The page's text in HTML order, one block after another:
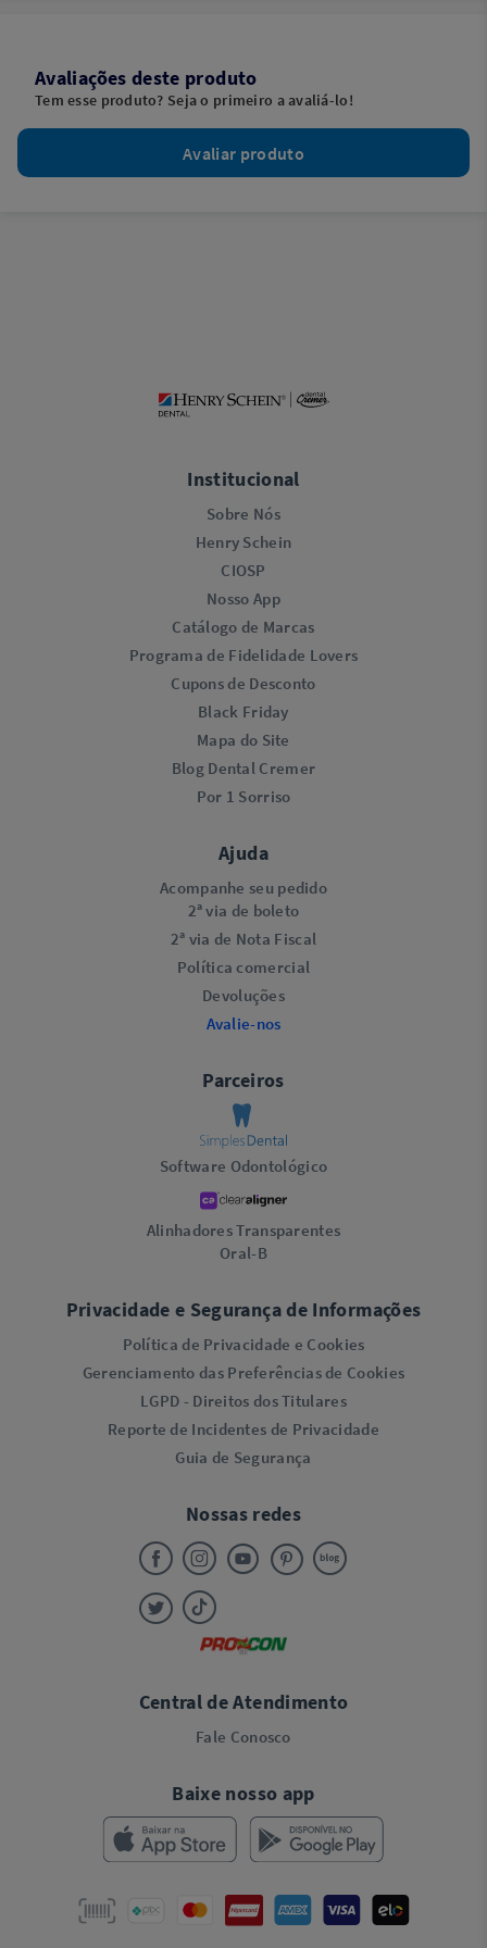
Avaliações deste produto
Tem esse produto? Seja o primeiro a avaliá-lo!
Avaliar produto
Institucional
Sobre Nós
Henry Schein
CIOSP
Nosso App
Catálogo de Marcas
Programa de Fidelidade Lovers​
Cupons de Desconto
Black Friday
Mapa do Site
Blog Dental Cremer
Por 1 Sorriso
Ajuda
Acompanhe seu pedido
2ª via de boleto
2ª via de Nota Fiscal
Política comercial
Devoluções
Avalie-nos
Parceiros
Software Odontológico
Alinhadores Transparentes
Oral-B
Privacidade e Segurança de Informações
Política de Privacidade e Cookies
Gerenciamento das Preferências de Cookies
LGPD - Direitos dos Titulares
Reporte de Incidentes de Privacidade
Guia de Segurança
Nossas redes
Central de Atendimento
Fale Conosco
Baixe nosso app